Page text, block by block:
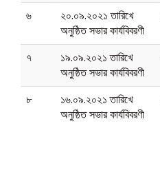
৬
২০.০৯.২০২১ তারিখে
অনুষ্ঠিত সভার কার্যবিবরণী
৭
১৯.০৯.২০২১ তারিখে
অনুষ্ঠিত সভার কার্যবিবরণী
৮
১৬.০৯.২০২১ তারিখে
অনুষ্ঠিত সভার কার্যবিবরণী